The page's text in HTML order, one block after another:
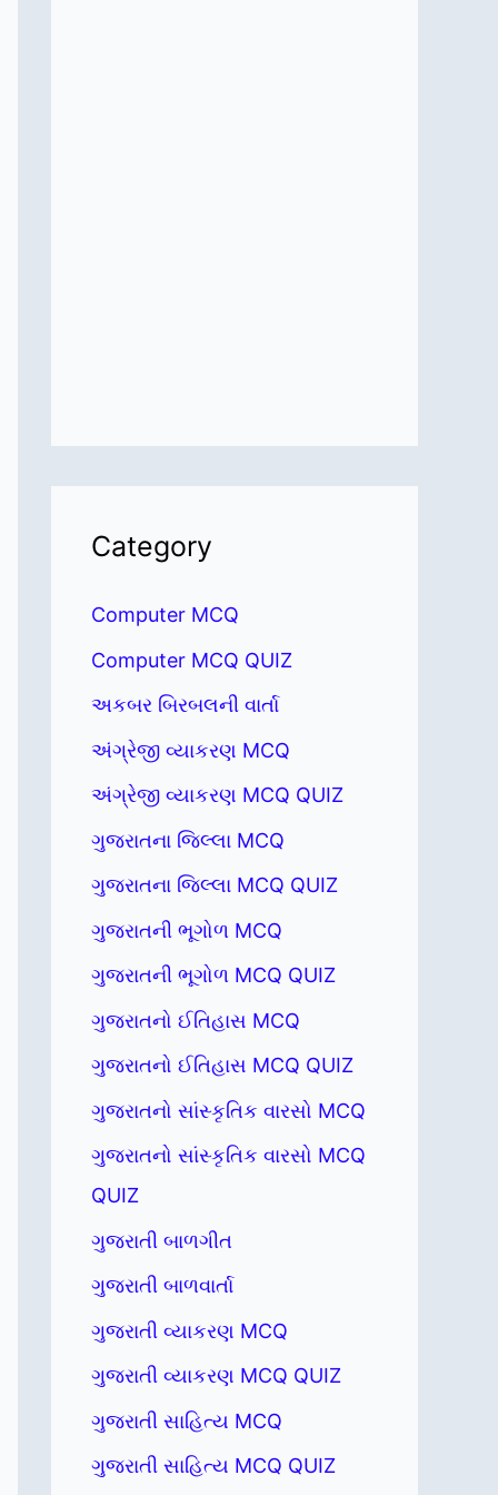
Category
Computer MCQ
Computer MCQ QUIZ
અકબર બિરબલની વાર્તા
અંગ્રેજી વ્યાકરણ MCQ
અંગ્રેજી વ્યાકરણ MCQ QUIZ
ગુજરાતના જિલ્લા MCQ
ગુજરાતના જિલ્લા MCQ QUIZ
ગુજરાતની ભૂગોળ MCQ
ગુજરાતની ભૂગોળ MCQ QUIZ
ગુજરાતનો ઈતિહાસ MCQ
ગુજરાતનો ઈતિહાસ MCQ QUIZ
ગુજરાતનો સાંસ્કૃતિક વારસો MCQ
ગુજરાતનો સાંસ્કૃતિક વારસો MCQ
QUIZ
ગુજરાતી બાળગીત
ગુજરાતી બાળવાર્તા
ગુજરાતી વ્યાકરણ MCQ
ગુજરાતી વ્યાકરણ MCQ QUIZ
ગુજરાતી સાહિત્ય MCQ
ગુજરાતી સાહિત્ય MCQ QUIZ